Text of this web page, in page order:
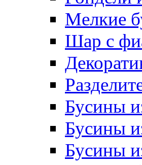
Мелкие
Шар с
Бусины
Бусины
Бусины